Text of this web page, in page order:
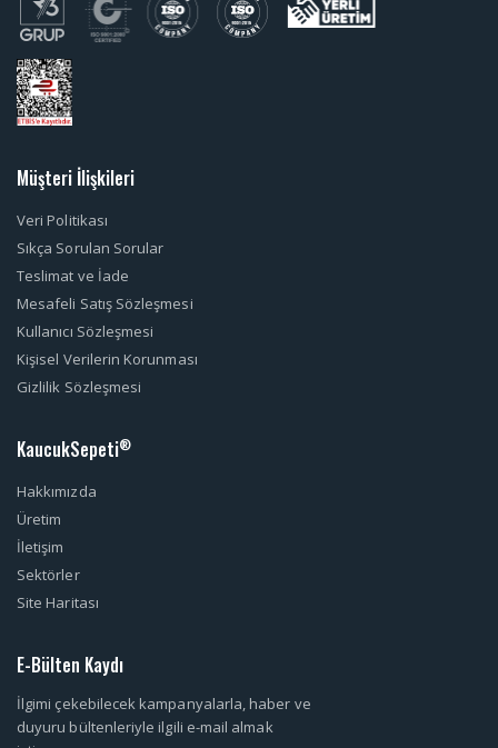
Müşteri İlişkileri
Veri Politikası
Sıkça Sorulan Sorular
Teslimat ve İade
Mesafeli Satış Sözleşmesi
Kullanıcı Sözleşmesi
Kişisel Verilerin Korunması
Gizlilik Sözleşmesi
KaucukSepeti®
Hakkımızda
Üretim
İletişim
Sektörler
Site Haritası
E-Bülten Kaydı
İlgimi çekebilecek kampanyalarla, haber ve
duyuru bültenleriyle ilgili e-mail almak